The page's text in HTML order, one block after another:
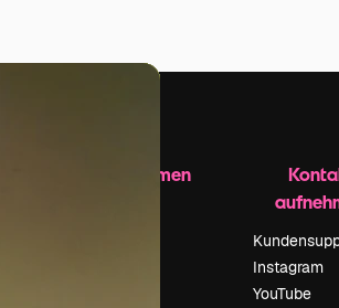
Unternehmen
Instagram
YouTube